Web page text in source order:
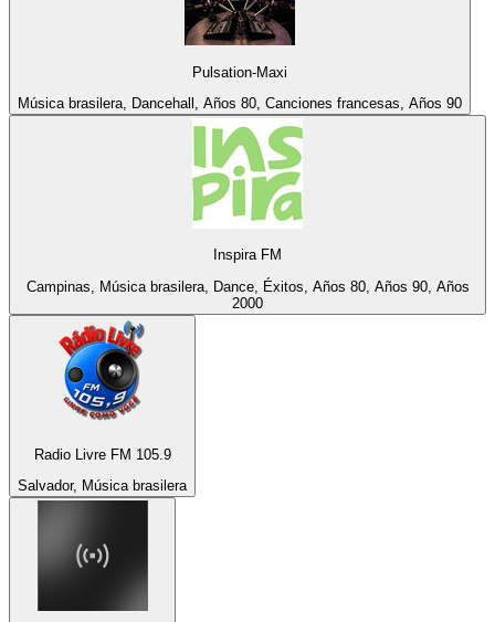
Pulsation-Maxi
Música brasilera, Dancehall, Años 80, Canciones francesas, Años 90
Inspira FM
Campinas, Música brasilera, Dance, Éxitos, Años 80, Años 90, Años
2000
Radio Livre FM 105.9
Salvador, Música brasilera